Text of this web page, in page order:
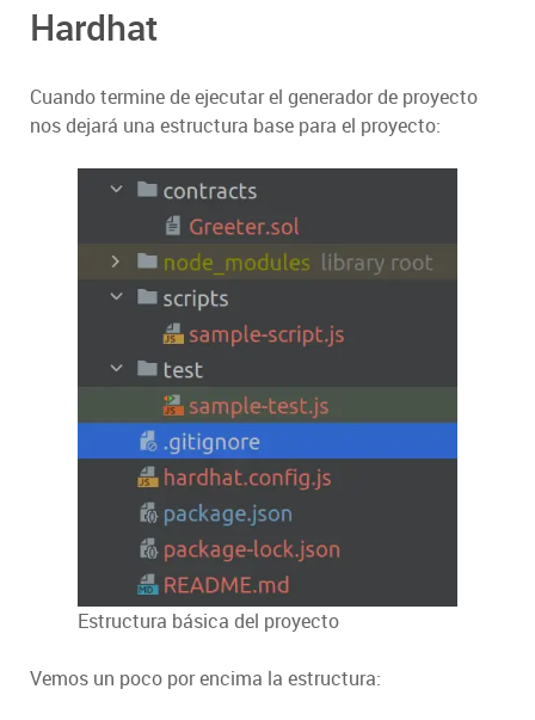
Hardhat
Cuando termine de ejecutar el generador de proyecto
nos dejará una estructura base para el proyecto:
Estructura básica del proyecto
Vemos un poco por encima la estructura: